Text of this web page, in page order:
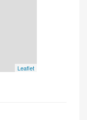
Leaflet